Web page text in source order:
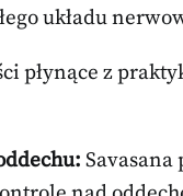
układu
płynące z
Savasana